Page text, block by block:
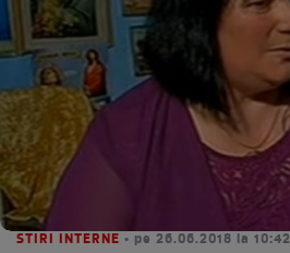
STIRI INTERNE • pe 26.06.2018 la 10:42